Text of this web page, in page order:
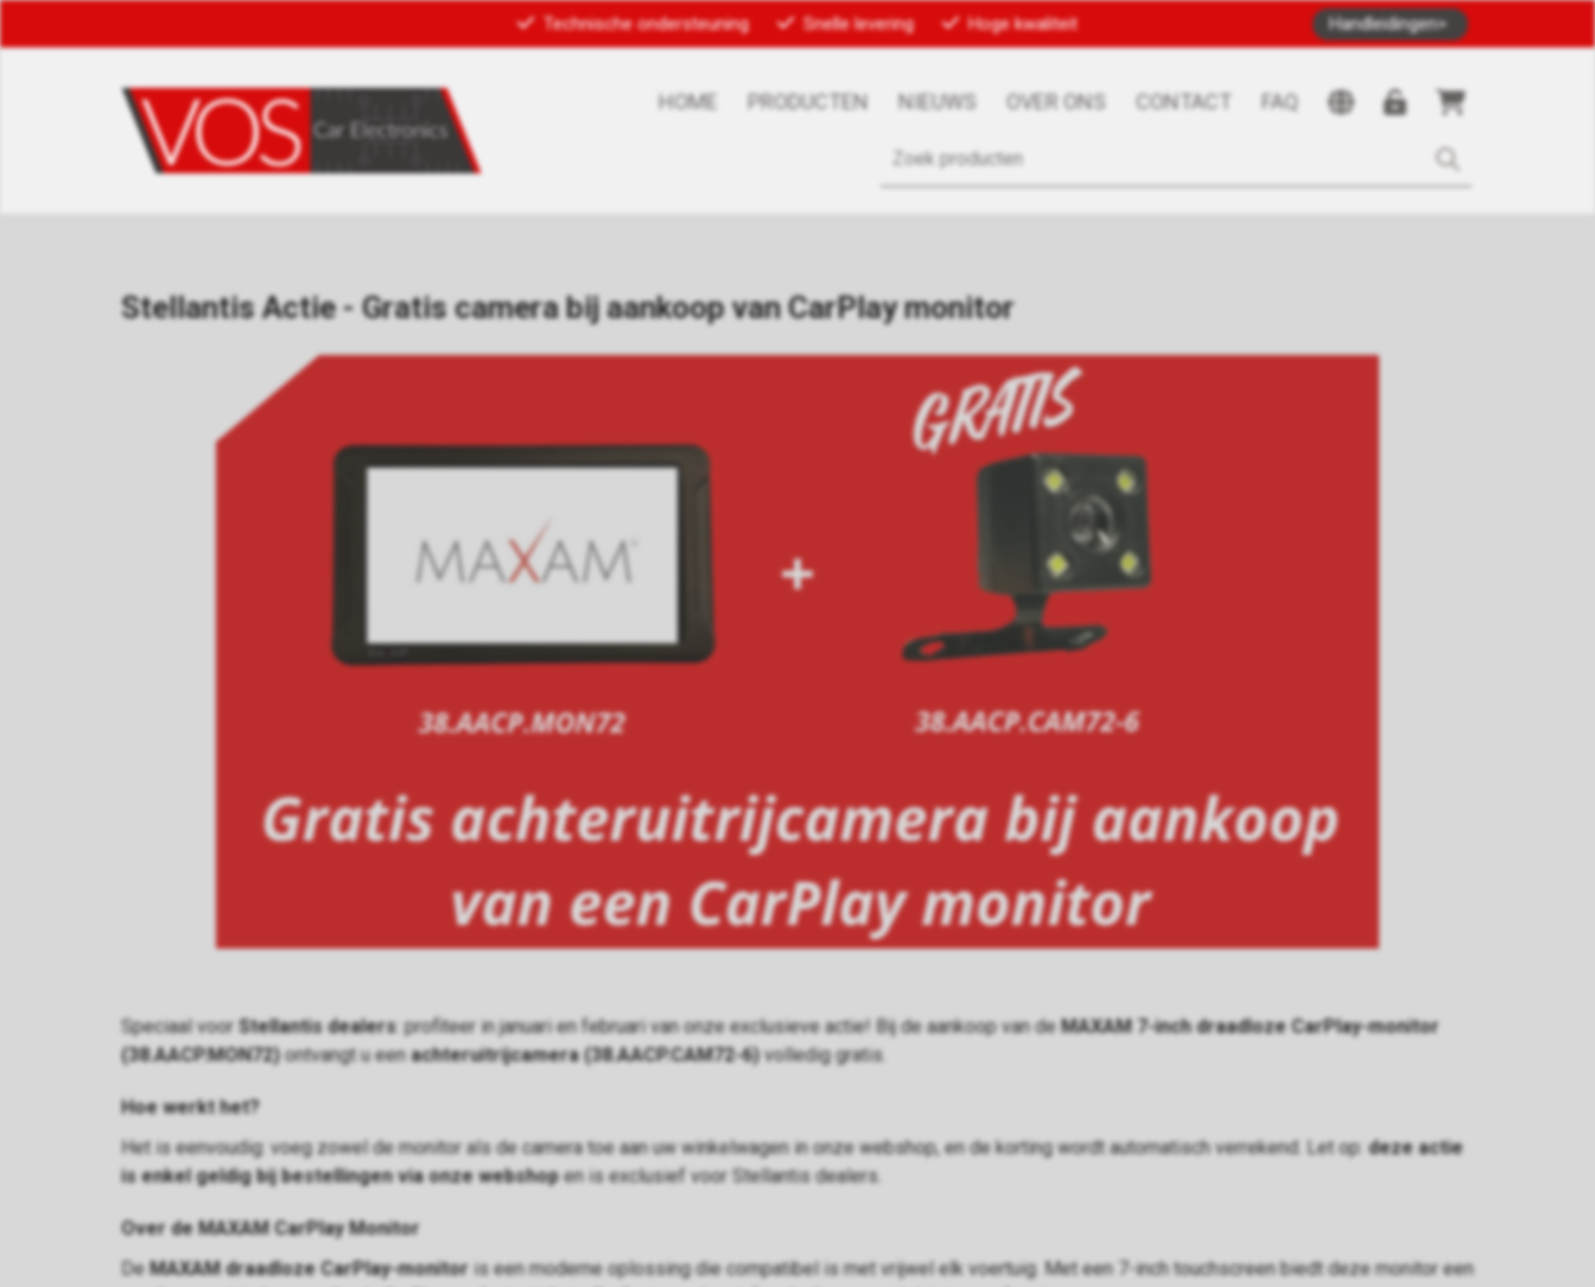
Technische ondersteuning Snelle levering Hoge kwaliteit Handleidingen
HOME PRODUCTEN NIEUWS OVER ONS CONTACT FAQ
Stellantis Actie - Gratis camera bij aankoop van CarPlay monitor
Speciaal voor Stellantis dealers: profiteer in januari en februari van onze exclusieve actie! Bij de aankoop van deMAXAM 7-inch draadloze CarPlay-monitor
(38.AACP.MON72)ontvangt u eenachteruitrijcamera (38.AACP.CAM72-6)volledig gratis.
Hoe werkt het?
Het is eenvoudig: voeg zowel de monitor als de camera toe aan uw winkelwagen in onze webshop, en de korting wordt automatisch verrekend. Let op:deze actie
is enkel geldig bij bestellingen via onze webshopen is exclusief voor Stellantis dealers.
Over de MAXAM CarPlay Monitor
DeMAXAM draadloze CarPlay-monitor is een moderne oplossing die compatibel is met vrijwel elk voertuig. Met een 7-inch touchscreen biedt deze monitor een